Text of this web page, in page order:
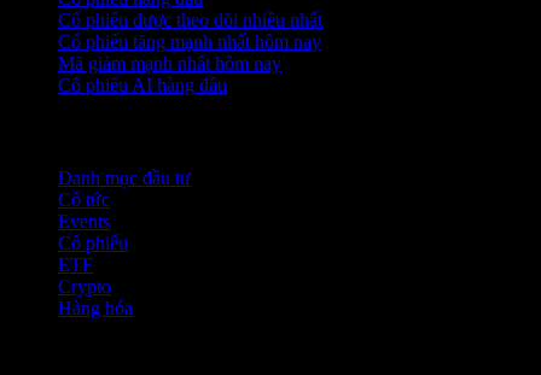
Cổ phiếu được theo dõi nhiều nhất
Cổ phiếu tăng mạnh nhất hôm nay
Mã giảm mạnh nhất hôm nay
Cổ phiếu AI hàng đầu
Danh mục đầu tư
Cổ tức
Events
Cổ phiếu
ETF
Crypto
Hàng hóa